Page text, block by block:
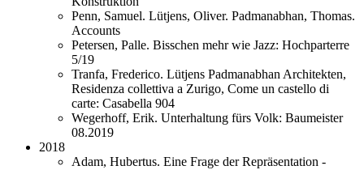
Penn, Samuel. Lütjens, Oliver. Padmanabhan, Thomas.
Accounts
Petersen, Palle. Bisschen mehr wie Jazz: Hochparterre
5/19
Tranfa, Frederico. Lütjens Padmanabhan Architekten,
Residenza collettiva a Zurigo, Come un castello di
carte: Casabella 904
Wegerhoff, Erik. Unterhaltung fürs Volk: Baumeister
08.2019
2018
Adam, Hubertus. Eine Frage der Repräsentation -